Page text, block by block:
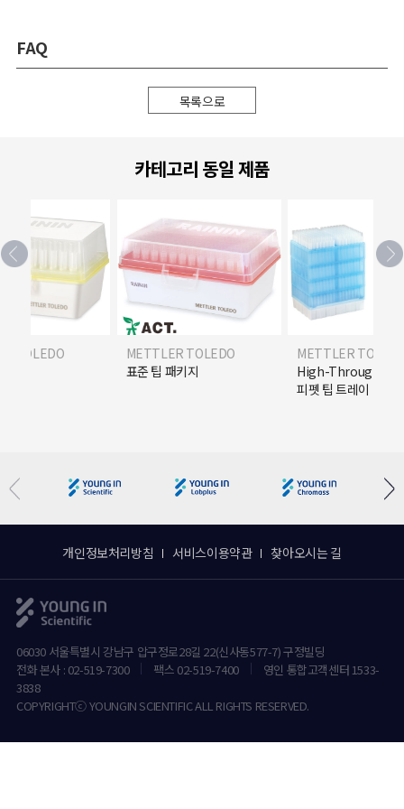
FAQ
목록으로
카테고리 동일 제품
TOLEDO
METTLER TOLEDO
표준 팁 패키지
METTLER
High-Throughput
피펫 팁 트레이
개인정보처리방침 서비스이용약관 찾아오시는 길
06030 서울특별시 강남구 압구정로28길 22(신사동577-7) 구정빌딩
전화 본사 : 02-519-7300
팩스 02-519-7400
영인 통합고객센터 1533-
3838
COPYRIGHTⓒ YOUNGIN SCIENTIFIC ALL RIGHTS RESERVED.